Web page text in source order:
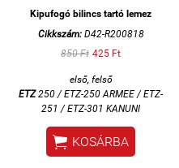
Kipufogó bilincs tartó lemez
Cikkszám:D42-R200818
850 Ft 425 Ft
első, felső
ETZ250 /ETZ-250 ARMEE / ETZ-
251 / ETZ-301 KANUNI
 KOSÁRBA